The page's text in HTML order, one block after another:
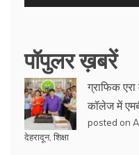
पॉपुलर ख़बरें
ग्राफिक
कॉलेज में
posted on
देहरादून, शिक्षा